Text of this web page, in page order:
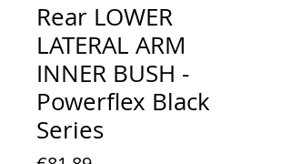
Rear LOWER
LATERAL ARM
INNER BUSH -
Powerflex Black
Series